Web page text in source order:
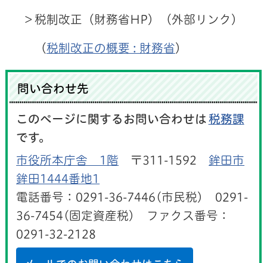
＞税制改正（財務省HP）（外部リンク）
（税制改正の概要 : 財務省）
問い合わせ先
このページに関するお問い合わせは 税務課
です。
市役所本庁舎 1階 〒311-1592 鉾田市
鉾田1444番地1
電話番号：0291-36-7446(市民税) 0291-
36-7454(固定資産税) ファクス番号：
0291-32-2128